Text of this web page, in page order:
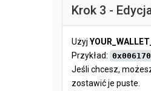
Krok 3 -
Użyj
Przykład:
Jeśli chcesz,
zostawić je puste.